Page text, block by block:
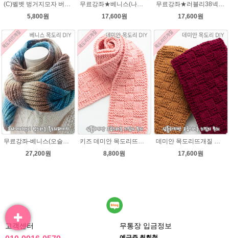
(C)벨벳 벙거지모자 버킷햇 코바늘뜨기벨벳모자뜨개질 패키지
5,800원
무료강좌★베니스(나코폴라) 목도리DIY패키지(줄바늘포함)
17,600원
무료강좌★러블리38넥워머★나코폴라 꽈배기넥워머뜨기 뜨개질
17,600원
27,200원
8,800원
17,600원
고객센터 무통장 입금정보